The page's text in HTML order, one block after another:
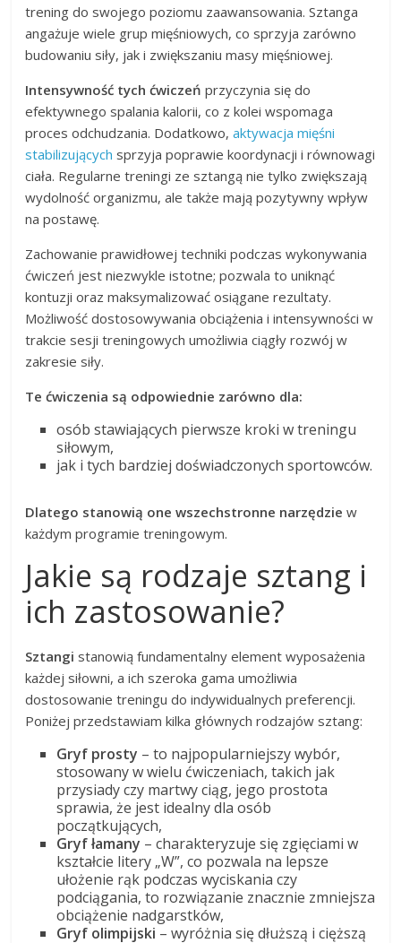
trening do swojego poziomu zaawansowania. Sztanga
angażuje wiele grup mięśniowych, co sprzyja zarówno
budowaniu siły, jak i zwiększaniu masy mięśniowej.
Intensywność tych ćwiczeń przyczynia się do
efektywnego spalania kalorii, co z kolei wspomaga
proces odchudzania. Dodatkowo,aktywacja mięśni
stabilizujących sprzyja poprawie koordynacji i równowagi
ciała. Regularne treningi ze sztangą nie tylko zwiększają
wydolność organizmu, ale także mają pozytywny wpływ
na postawę.
Zachowanie prawidłowej techniki podczas wykonywania
ćwiczeń jest niezwykle istotne; pozwala to uniknąć
kontuzji oraz maksymalizować osiągane rezultaty.
Możliwość dostosowywania obciążenia i intensywności w
trakcie sesji treningowych umożliwia ciągły rozwój w
zakresie siły.
Te ćwiczenia są odpowiednie zarówno dla:
osób stawiających pierwsze kroki w treningu
siłowym,
jak i tych bardziej doświadczonych sportowców.
Dlatego stanowią one wszechstronne narzędzie w
każdym programie treningowym.
Jakie są rodzaje sztang i
ich zastosowanie?
Sztangi stanowią fundamentalny element wyposażenia
każdej siłowni, a ich szeroka gama umożliwia
dostosowanie treningu do indywidualnych preferencji.
Poniżej przedstawiam kilka głównych rodzajów sztang:
Gryf prosty – to najpopularniejszy wybór,
stosowany w wielu ćwiczeniach, takich jak
przysiady czy martwy ciąg, jego prostota
sprawia, że jest idealny dla osób
początkujących,
Gryf łamany – charakteryzuje się zgięciami w
kształcie litery „W”, co pozwala na lepsze
ułożenie rąk podczas wyciskania czy
podciągania, to rozwiązanie znacznie zmniejsza
obciążenie nadgarstków,
Gryf olimpijski – wyróżnia się dłuższą i cięższą